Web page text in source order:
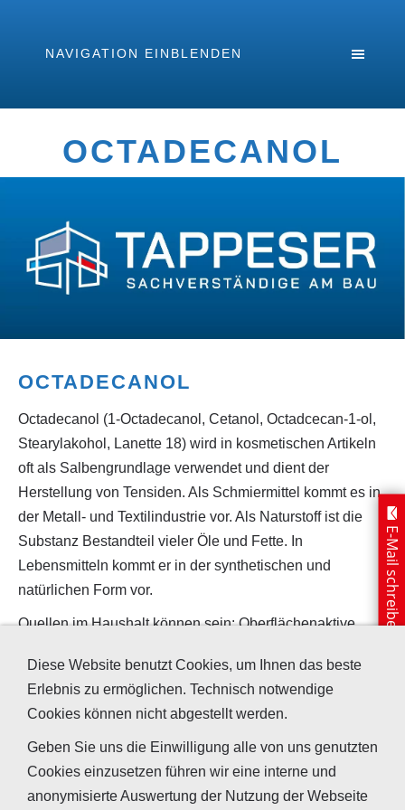
NAVIGATION EINBLENDEN
OCTADECANOL
OCTADECANOL
Octadecanol (1-Octadecanol, Cetanol, Octadcecan-1-ol,
Stearylakohol, Lanette 18) wird in kosmetischen Artikeln
oft als Salbengrundlage verwendet und dient der
Herstellung von Tensiden. Als Schmiermittel kommt es in
der Metall- und Textilindustrie vor. Als Naturstoff ist die
Substanz Bestandteil vieler Öle und Fette. In
Lebensmitteln kommt er in der synthetischen und
natürlichen Form vor.
Quellen im Haushalt können sein: Oberflächenaktive
Salben, Antischaummittel (als Cetylalkohol).
Summenformel
Alternative
Bezeichnungen
₁₈H₃₈ O
- Cetanol
E-Mail schreiben
Diese Website benutzt Cookies, um Ihnen das beste
Erlebnis zu ermöglichen. Technisch notwendige
Cookies können nicht abgestellt werden.
Geben Sie uns die Einwilligung alle von uns genutzten
Cookies einzusetzen führen wir eine interne und
anonymisierte Auswertung der Nutzung der Webseite